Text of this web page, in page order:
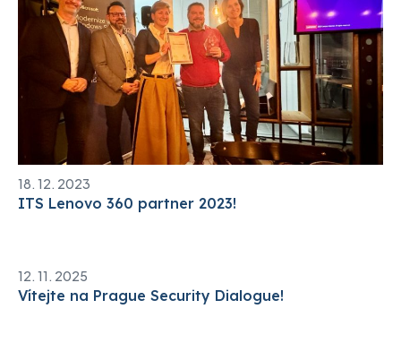
18. 12. 2023
ITS Lenovo 360 partner 2023!
12. 11. 2025
Vítejte na Prague Security Dialogue!